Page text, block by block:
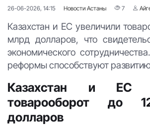
26-06-2026, 14:15 Новости Астаны 7
Казахстан и ЕС увеличили
млрд долларов, что
экономического
реформы способствуют
Казахстан и ЕС
товарооборот до
долларов